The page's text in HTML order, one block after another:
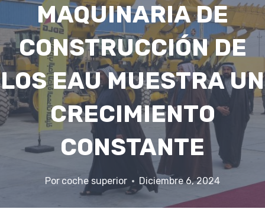
MAQUINARIA DE
CONSTRUCCIÓN DE
LOS EAU MUESTRA UN
CRECIMIENTO
CONSTANTE
Por coche superior Diciembre 6, 2024